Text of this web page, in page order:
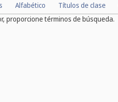
Alfabético Títulos de clase
proporcione términos de búsqueda.